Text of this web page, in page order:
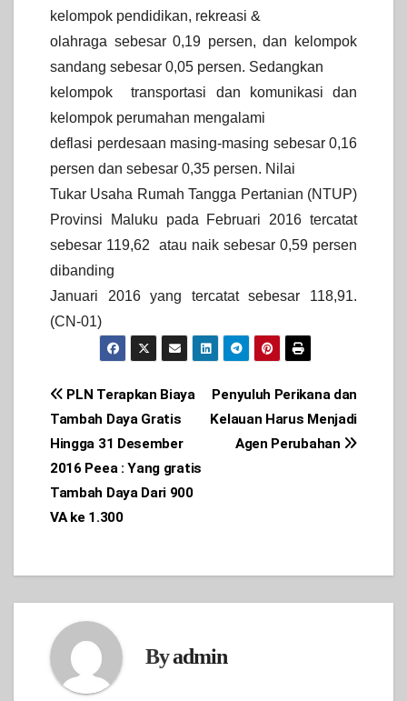
kelompok pendidikan, rekreasi &
olahraga sebesar 0,19 persen, dan kelompok
sandang sebesar 0,05 persen. Sedangkan
kelompok transportasi dan komunikasi dan
kelompok perumahan mengalami
deflasi perdesaan masing-masing sebesar 0,16
persen dan sebesar 0,35 persen. Nilai
Tukar Usaha Rumah Tangga Pertanian (NTUP)
Provinsi Maluku pada Februari 2016 tercatat
sebesar 119,62 atau naik sebesar 0,59 persen
dibanding
Januari 2016 yang tercatat sebesar 118,91.
(CN-01)
Post
navigation
Penyuluh Perikana dan
Kelauan Harus Menjadi
Agen Perubahan
PLN Terapkan Biaya
Tambah Daya Gratis
Hingga 31 Desember
2016 Peea : Yang gratis
Tambah Daya Dari 900
VA ke 1.300
Byadmin